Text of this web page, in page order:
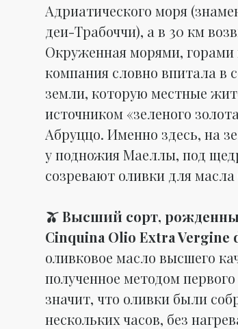
Адриатического моря
деи-Трабоччи), а в 30 км
Окруженная морями, горами
компания словно впитала в
земли, которую местные
источником «зеленого
Абруццо. Именно здесь, на
у подножия Маеллы, под
созревают оливки для
🫒 Высший сорт,
Cinquina Olio Extra Vergine
оливковое масло высшего
полученное методом
значит, что оливки были
нескольких часов, без